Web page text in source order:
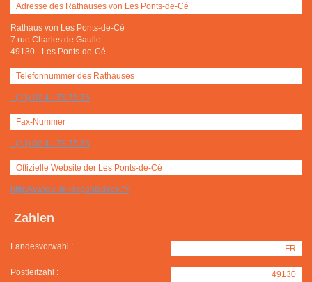
Adresse des Rathauses von Les Ponts-de-Cé
Rathaus von Les Ponts-de-Cé
7 rue Charles de Gaulle
49130 - Les Ponts-de-Cé
Telefonnummer des Rathauses
+(33) 02 41 79 75 75
Fax-Nummer
+(33) 02 41 79 75 76
Offizielle Website der Les Ponts-de-Cé
http://www.ville-lespontsdece.fr/
Zahlen
Landesvorwahl : FR
Postleitzahl : 49130